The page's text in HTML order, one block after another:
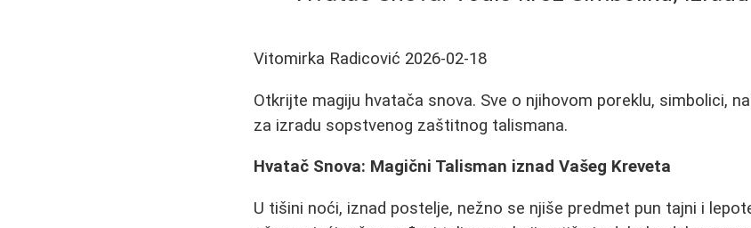
Vitomirka Radicović 2026-02-18
Otkrijte magiju hvatača snova. Sve o njihovom poreklu, simbolici,
za izradu sopstvenog zaštitnog talismana.
Hvatač Snova: Magični Talisman iznad Vašeg Kreveta
U tišini noći, iznad postelje, nežno se njiše predmet pun tajni i